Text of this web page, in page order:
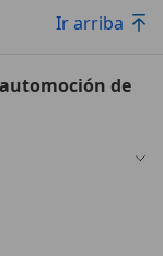
Ir arriba
de